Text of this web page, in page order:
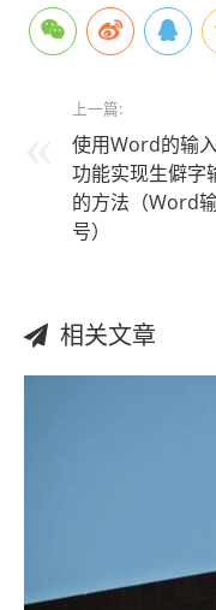
上一篇:
使用Word的输
功能实现生僻字
的方法（Word
号）
相关文章